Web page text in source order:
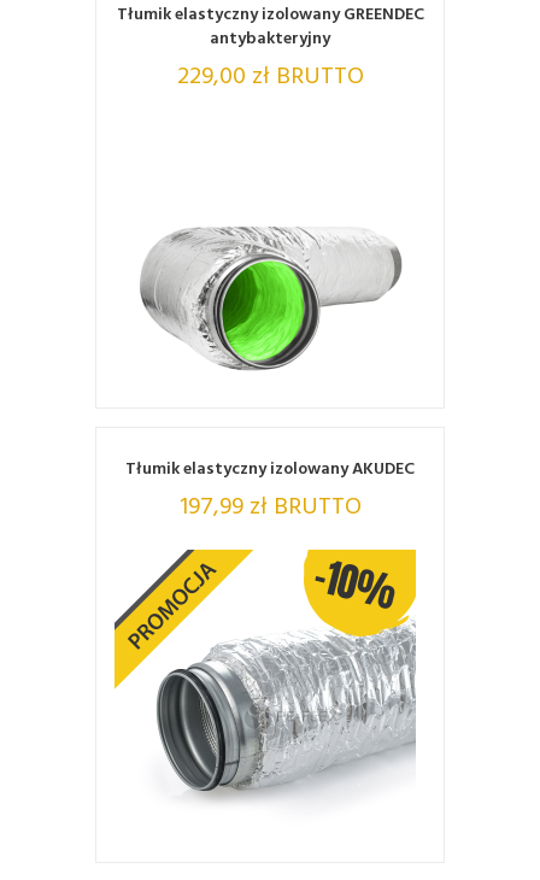
Tłumik elastyczny izolowany GREENDEC
antybakteryjny
229,00 zł BRUTTO
ZOBACZ
Tłumik elastyczny izolowany AKUDEC
197,99 zł BRUTTO